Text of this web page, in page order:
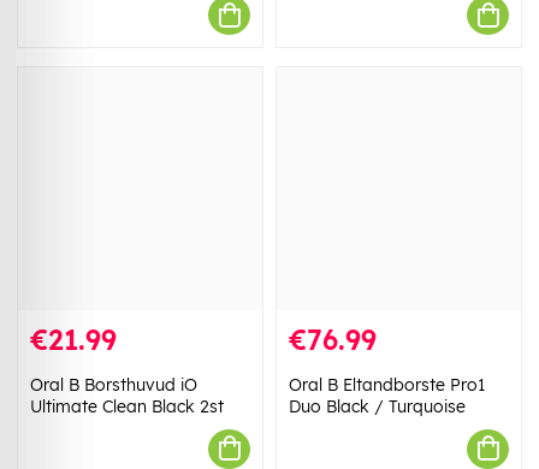
€21.99
Oral B Borsthuvud iO
Ultimate Clean Black 2st
€76.99
Oral B Eltandborste Pro1
Duo Black / Turquoise